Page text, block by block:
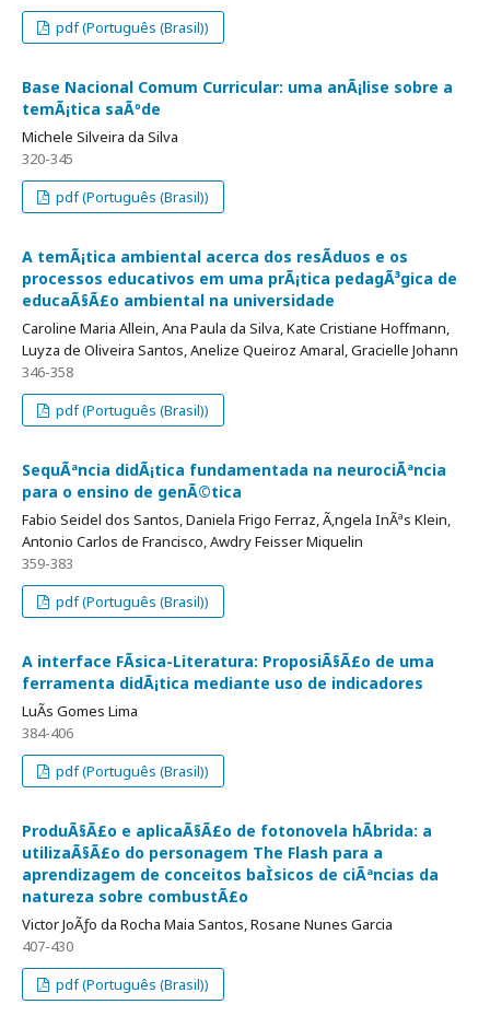
pdf (Português (Brasil))
Base Nacional Comum Curricular: uma anÃ¡lise sobre a
temÃ¡tica saÃºde
Michele Silveira da Silva
320-345
pdf (Português (Brasil))
A temÃ¡tica ambiental acerca dos resÃ­duos e os
processos educativos em uma prÃ¡tica pedagÃ³gica de
educaÃ§Ã£o ambiental na universidade
Caroline Maria Allein, Ana Paula da Silva, Kate Cristiane Hoffmann,
Luyza de Oliveira Santos, Anelize Queiroz Amaral, Gracielle Johann
346-358
pdf (Português (Brasil))
SequÃªncia didÃ¡tica fundamentada na neurociÃªncia
para o ensino de genÃ©tica
Fabio Seidel dos Santos, Daniela Frigo Ferraz, Ã‚ngela InÃªs Klein,
Antonio Carlos de Francisco, Awdry Feisser Miquelin
359-383
pdf (Português (Brasil))
A interface FÃ­sica-Literatura: ProposiÃ§Ã£o de uma
ferramenta didÃ¡tica mediante uso de indicadores
LuÃ­s Gomes Lima
384-406
pdf (Português (Brasil))
ProduÃ§Ã£o e aplicaÃ§Ã£o de fotonovela hÃ­brida: a
utilizaÃ§Ã£o do personagem The Flash para a
aprendizagem de conceitos baÌsicos de ciÃªncias da
natureza sobre combustÃ£o
Victor JoÃƒo da Rocha Maia Santos, Rosane Nunes Garcia
407-430
pdf (Português (Brasil))